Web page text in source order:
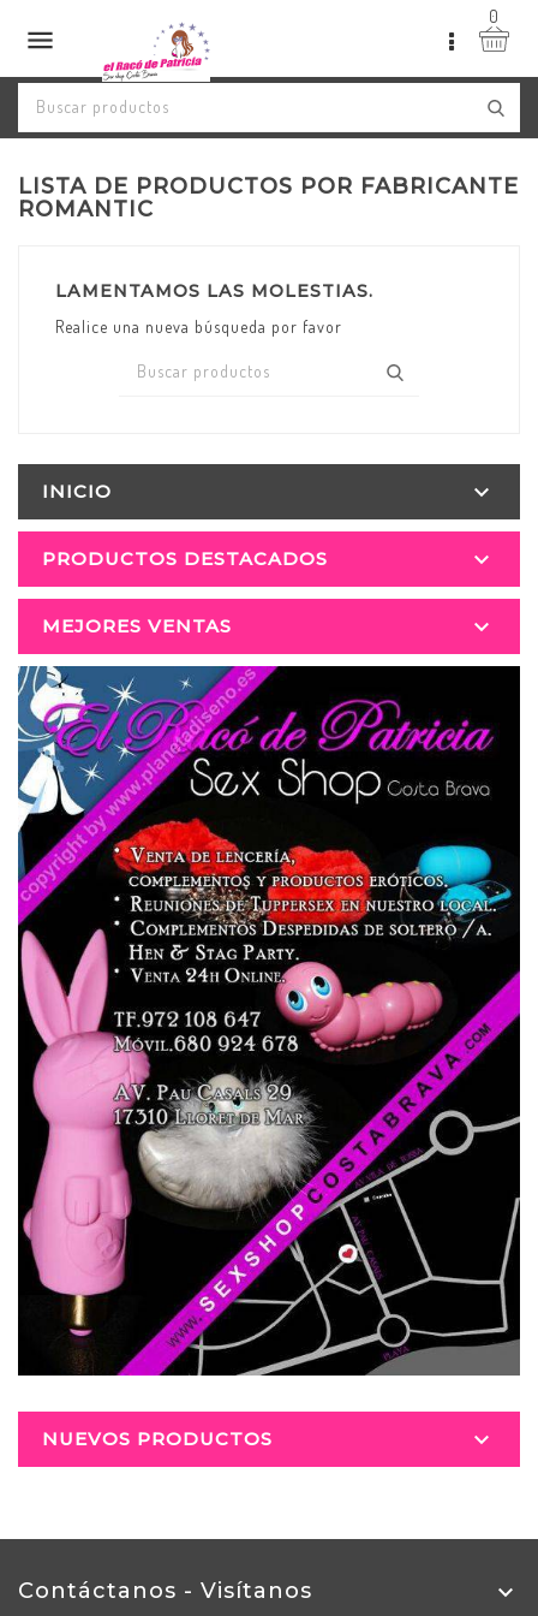

0
LISTA DE PRODUCTOS POR FABRICANTE
ROMANTIC
LAMENTAMOS LAS MOLESTIAS.
Realice una nueva búsqueda por favor
INICIO 
PRODUCTOS DESTACADOS 
MEJORES VENTAS 
NUEVOS PRODUCTOS 
Contáctanos - Visítanos 